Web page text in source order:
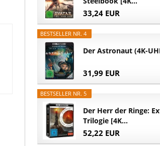
33,24 EUR
BESTSELLER NR. 4
Der Astronaut (4K-
31,99 EUR
BESTSELLER NR. 5
Der Herr der Ringe:
Trilogie [4K...
52,22 EUR